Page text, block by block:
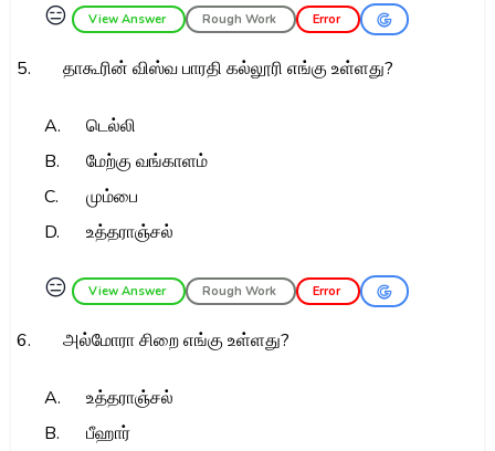
😑 View Answer Rough Work Error
5. தாகூரின் விஸ்வ பாரதி கல்லூரி எங்கு உள்ளது?
A.
டெல்லி
B.
மேற்கு வங்காளம்
C.
மும்பை
D.
உத்தராஞ்சல்
😑 View Answer Rough Work Error
6. அல்மோரா சிறை எங்கு உள்ளது?
A.
உத்தராஞ்சல்
B.
பீஹார்